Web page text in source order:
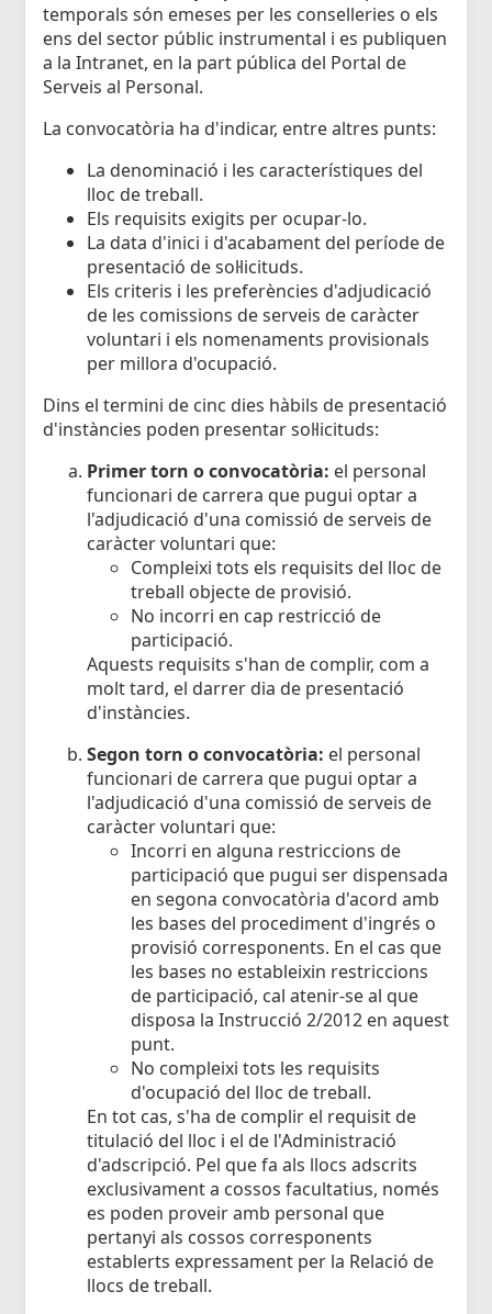
temporals són emeses per les conselleries o els
ens del sector públic instrumental i es publiquen
a la Intranet, en la part pública del Portal de
Serveis al Personal.
La convocatòria ha d'indicar, entre altres punts:
La denominació i les característiques del
lloc de treball.
Els requisits exigits per ocupar-lo.
La data d'inici i d'acabament del període de
presentació de sol·licituds.
Els criteris i les preferències d'adjudicació
de les comissions de serveis de caràcter
voluntari i els nomenaments provisionals
per millora d'ocupació.
Dins el termini de cinc dies hàbils de presentació
d'instàncies poden presentar sol·licituds:
Primer torn o convocatòria: el personal
funcionari de carrera que pugui optar a
l'adjudicació d'una comissió de serveis de
caràcter voluntari que:
Compleixi tots els requisits del lloc de
treball objecte de provisió.
No incorri en cap restricció de
participació.
Aquests requisits s'han de complir, com a
molt tard, el darrer dia de presentació
d'instàncies.
Segon torn o convocatòria: el personal
funcionari de carrera que pugui optar a
l'adjudicació d'una comissió de serveis de
caràcter voluntari que:
Incorri en alguna restriccions de
participació que pugui ser dispensada
en segona convocatòria d'acord amb
les bases del procediment d'ingrés o
provisió corresponents. En el cas que
les bases no estableixin restriccions
de participació, cal atenir-se al que
disposa la Instrucció 2/2012 en aquest
punt.
No compleixi tots les requisits
d'ocupació del lloc de treball.
En tot cas, s'ha de complir el requisit de
titulació del lloc i el de l'Administració
d'adscripció. Pel que fa als llocs adscrits
exclusivament a cossos facultatius, només
es poden proveir amb personal que
pertanyi als cossos corresponents
establerts expressament per la Relació de
llocs de treball.